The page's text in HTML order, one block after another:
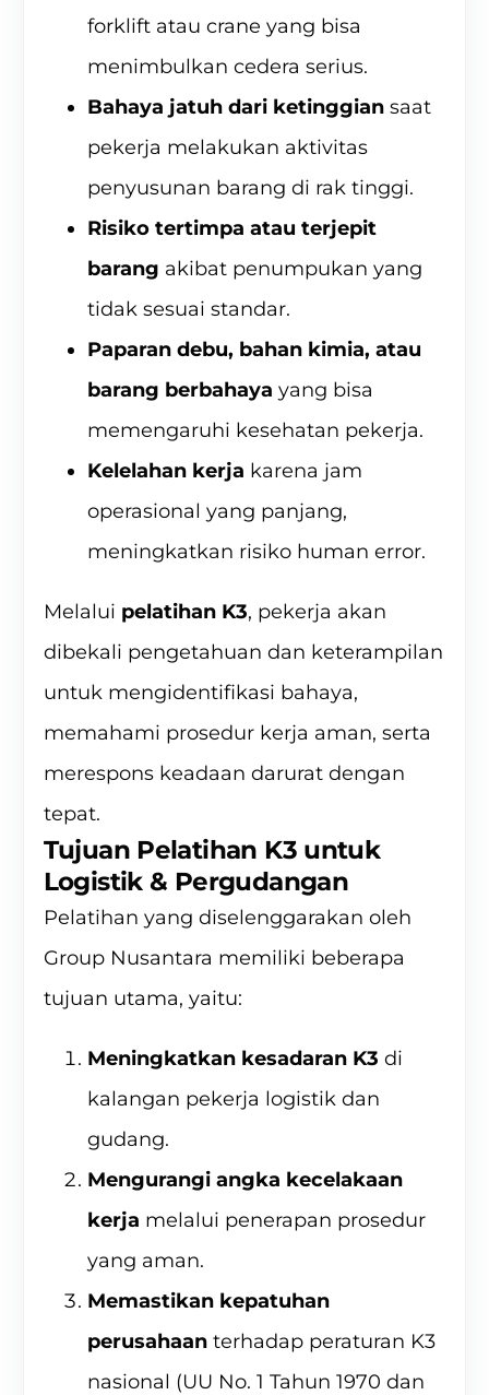
forklift atau crane yang bisa
menimbulkan cedera serius.
Bahaya jatuh dari ketinggiansaat
pekerja melakukan aktivitas
penyusunan barang di rak tinggi.
Risiko tertimpa atau terjepit
barang akibat penumpukan yang
tidak sesuai standar.
Paparan debu, bahan kimia, atau
barang berbahaya yang bisa
memengaruhi kesehatan pekerja.
Kelelahan kerja karena jam
operasional yang panjang,
meningkatkan risiko human error.
Melalui pelatihan K3, pekerja akan
dibekali pengetahuan dan keterampilan
untuk mengidentifikasi bahaya,
memahami prosedur kerja aman, serta
merespons keadaan darurat dengan
tepat.
Tujuan Pelatihan K3 untuk
Logistik & Pergudangan
Pelatihan yang diselenggarakan oleh
Group Nusantara memiliki beberapa
tujuan utama, yaitu:
Meningkatkan kesadaran K3 di
kalangan pekerja logistik dan
gudang.
Mengurangi angka kecelakaan
kerja melalui penerapan prosedur
yang aman.
Memastikan kepatuhan
perusahaanterhadap peraturan K3
nasional (UU No. 1 Tahun 1970 dan